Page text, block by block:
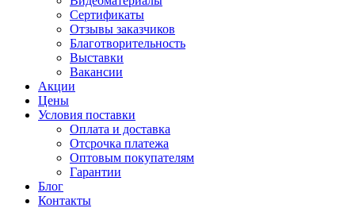
Сертификаты
Отзывы заказчиков
Благотворительность
Выставки
Вакансии
Акции
Цены
Условия поставки
Оплата и доставка
Отсрочка платежа
Оптовым покупателям
Гарантии
Блог
Контакты